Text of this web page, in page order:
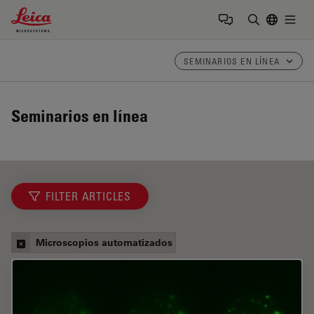
Leica Microsystems Logo
SEMINARIOS EN LÍNEA
Seminarios en línea
FILTER ARTICLES
Microscopios automatizados